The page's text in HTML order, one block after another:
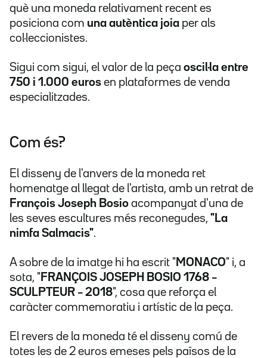
què una moneda relativament recent es
posiciona com una autèntica joia per als
col·leccionistes.
Sigui com sigui, el valor de la peça oscil·la entre
750 i 1.000 euros en plataformes de venda
especialitzades.
Com és?
El disseny de l'anvers de la moneda ret
homenatge al llegat de l'artista, amb un retrat de
François Joseph Bosio acompanyat d'una de
les seves escultures més reconegudes, "La
nimfa Salmacis".
A sobre de la imatge hi ha escrit " MONACO" i, a
sota, " FRANÇOIS JOSEPH BOSIO 1768 –
SCULPTEUR – 2018", cosa que reforça el
caràcter commemoratiu i artístic de la peça.
El revers de la moneda té el disseny comú de
totes les de 2 euros emeses pels països de la